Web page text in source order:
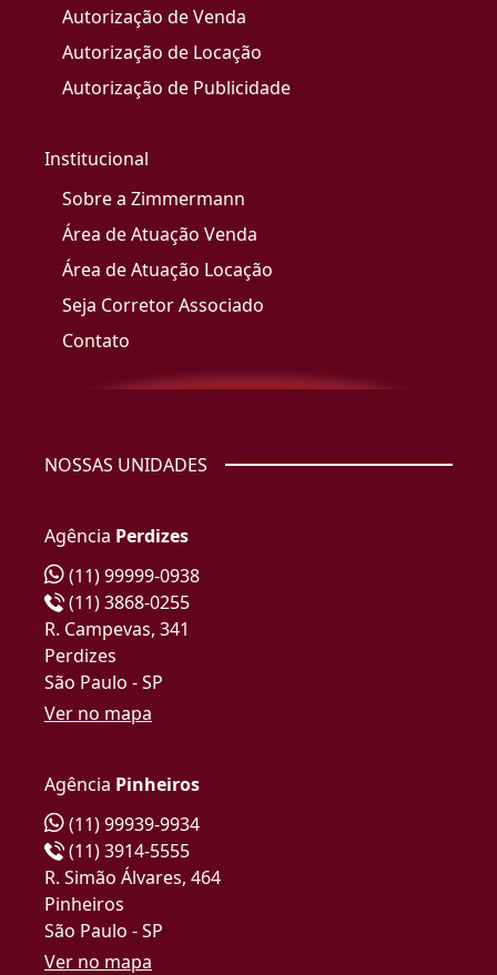
Autorização de Venda
Autorização de Locação
Autorização de Publicidade
Institucional
Sobre a Zimmermann
Área de Atuação Venda
Área de Atuação Locação
Seja Corretor Associado
Contato
NOSSAS UNIDADES
Agência Perdizes
(11) 99999-0938
(11) 3868-0255
R. Campevas, 341
Perdizes
São Paulo - SP
Ver no mapa
Agência Pinheiros
(11) 99939-9934
(11) 3914-5555
R. Simão Álvares, 464
Pinheiros
São Paulo - SP
Ver no mapa